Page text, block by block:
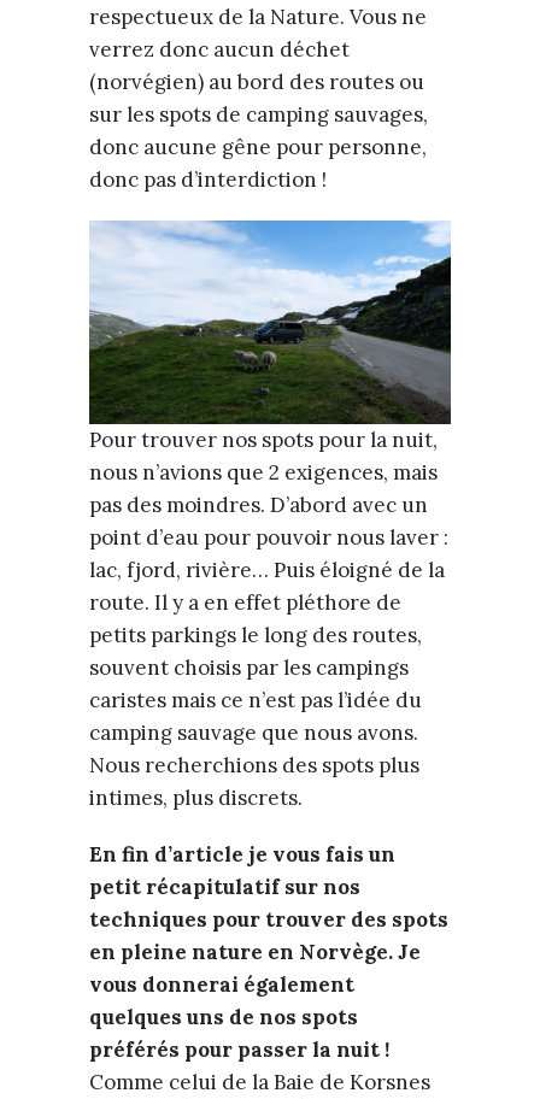
respectueux de la Nature. Vous ne
verrez donc aucun déchet
(norvégien) au bord des routes ou
sur les spots de camping sauvages,
donc aucune gêne pour personne,
donc pas d’interdiction !
Pour trouver nos spots pour la nuit,
nous n’avions que 2 exigences, mais
pas des moindres. D’abord avec un
point d’eau pour pouvoir nous laver :
lac, fjord, rivière… Puis éloigné de la
route. Il y a en effet pléthore de
petits parkings le long des routes,
souvent choisis par les campings
caristes mais ce n’est pas l’idée du
camping sauvage que nous avons.
Nous recherchions des spots plus
intimes, plus discrets.
En fin d’article je vous fais un
petit récapitulatif sur nos
techniques pour trouver des spots
en pleine nature en Norvège. Je
vous donnerai également
quelques uns de nos spots
préférés pour passer la nuit !
Comme celui de la Baie de Korsnes